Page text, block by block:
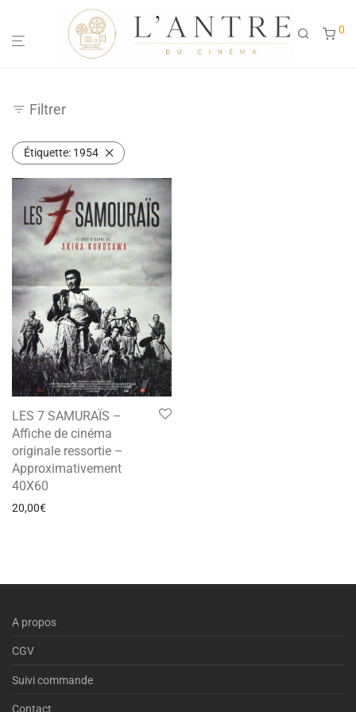
0
Filtrer
Étiquette: 1954
LES 7 SAMURAÏS –
Affiche de cinéma
originale ressortie –
Approximativement
40X60
20,00€
A propos
CGV
Suivi commande
Contact